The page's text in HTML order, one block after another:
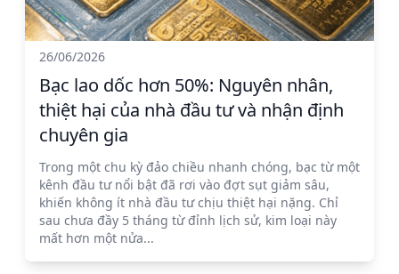
26/06/2026
Bạc lao dốc hơn 50%: Nguyên nhân,
thiệt hại của nhà đầu tư và nhận định
chuyên gia
Trong một chu kỳ đảo chiều nhanh chóng, bạc từ một
kênh đầu tư nổi bật đã rơi vào đợt sụt giảm sâu,
khiến không ít nhà đầu tư chịu thiệt hại nặng. Chỉ
sau chưa đầy 5 tháng từ đỉnh lịch sử, kim loại này
mất hơn một nửa...